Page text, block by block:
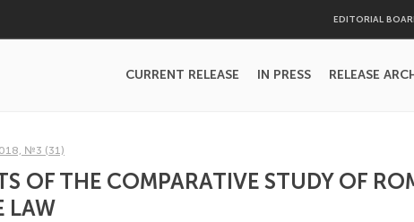
EDITORIAL
CURRENT RELEASE IN PRESS RELEASE
№3 (31)
OF THE COMPARATIVE STUDY OF
LAW